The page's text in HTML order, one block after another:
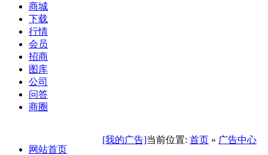
商城
下载
行情
会员
招商
图库
公司
问答
商圈
网站首页
[我的广告]当前位置: 首页 » 广告中心